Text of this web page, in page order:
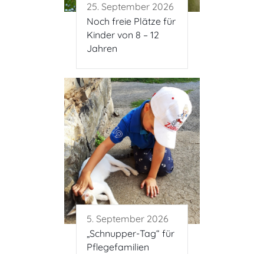
25. September 2026
Noch freie Plätze für
Kinder von 8 – 12
Jahren
5. September 2026
„Schnupper-Tag“ für
Pflegefamilien